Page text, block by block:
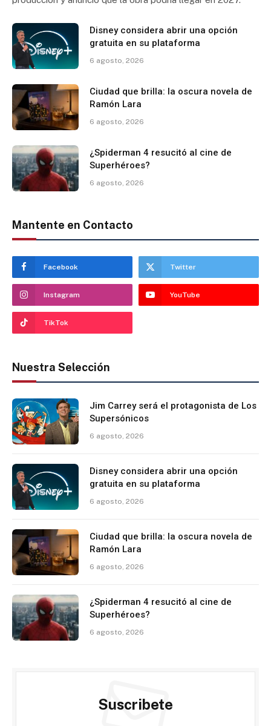
Disney considera abrir una opción
gratuita en su plataforma
6 agosto, 2026
Ciudad que brilla: la oscura novela de
Ramón Lara
6 agosto, 2026
¿Spiderman 4 resucitó al cine de
Superhéroes?
6 agosto, 2026
Mantente en Contacto
Facebook Twitter
Instagram YouTube
TikTok
Nuestra Selección
Jim Carrey será el protagonista de Los
Supersónicos
6 agosto, 2026
Disney considera abrir una opción
gratuita en su plataforma
6 agosto, 2026
Ciudad que brilla: la oscura novela de
Ramón Lara
6 agosto, 2026
¿Spiderman 4 resucitó al cine de
Superhéroes?
6 agosto, 2026
Suscribete